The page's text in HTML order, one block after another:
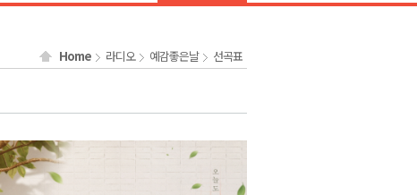
2026년 08월 07일(금)
2026년 08월 07일(금)
2026년 08월 07일(금)
Home 라디오 예감좋은날 선곡표